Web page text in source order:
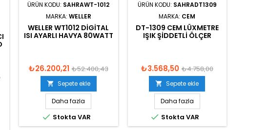
ÜRÜN KODU: SAHRAWT-1012
MARKA: WELLER
WELLER WT1012 DIGITAL
ISI AYARLI HAVYA 80WATT
₺26.200,21 ₺52.400,43
 Sepete ekle
Daha fazla
 Stokta VAR
ÜRÜN KODU: SAHRADT1309
MARKA: CEM
DT-1309 CEM LÜXMETRE
IŞIK ŞIDDETLI ÖLÇER
₺3.568,50 ₺4.758,00
 Sepete ekle
Daha fazla
 Stokta VAR